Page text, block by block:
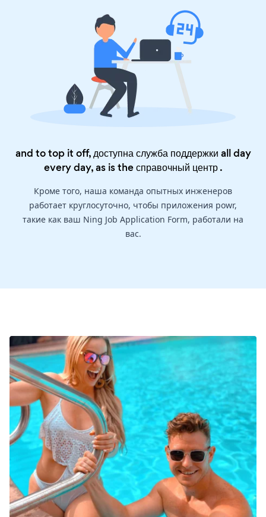
and to top it off, доступна служба поддержки all day
every day, as is theсправочный центр.
Кроме того, наша команда опытных инженеров
работает круглосуточно, чтобы приложения powr,
такие как ваш Ning Job Application Form, работали на
вас.